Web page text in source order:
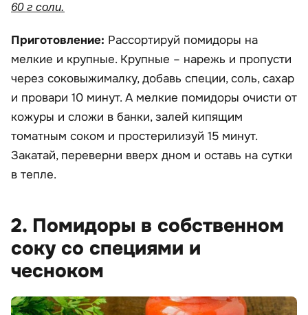
60 г соли.
Приготовление: Рассортируй помидоры на
мелкие и крупные. Крупные – нарежь и пропусти
через соковыжималку, добавь специи, соль, сахар
и провари 10 минут. А мелкие помидоры очисти от
кожуры и сложи в банки, залей кипящим
томатным соком и простерилизуй 15 минут.
Закатай, переверни вверх дном и оставь на сутки
в тепле.
2. Помидоры в собственном
соку со специями и
чесноком